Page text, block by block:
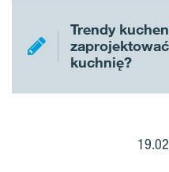
Trendy
kuchnię?